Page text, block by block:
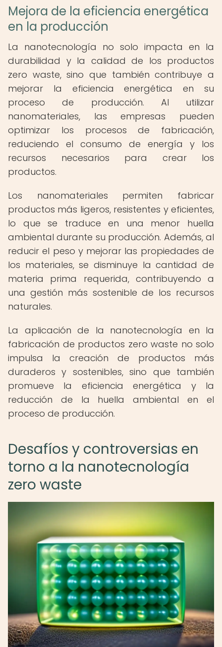
Mejora de la eficiencia energética
en la producción
La nanotecnología no solo impacta en la
durabilidad y la calidad de los productos
zero waste, sino que también contribuye a
mejorar la eficiencia energética en su
proceso de producción. Al utilizar
nanomateriales, las empresas pueden
optimizar los procesos de fabricación,
reduciendo el consumo de energía y los
recursos necesarios para crear los
productos.
Los nanomateriales permiten fabricar
productos más ligeros, resistentes y eficientes,
lo que se traduce en una menor huella
ambiental durante su producción. Además, al
reducir el peso y mejorar las propiedades de
los materiales, se disminuye la cantidad de
materia prima requerida, contribuyendo a
una gestión más sostenible de los recursos
naturales.
La aplicación de la nanotecnología en la
fabricación de productos zero waste no solo
impulsa la creación de productos más
duraderos y sostenibles, sino que también
promueve la eficiencia energética y la
reducción de la huella ambiental en el
proceso de producción.
Desafíos y controversias en
torno a la nanotecnología
zero waste